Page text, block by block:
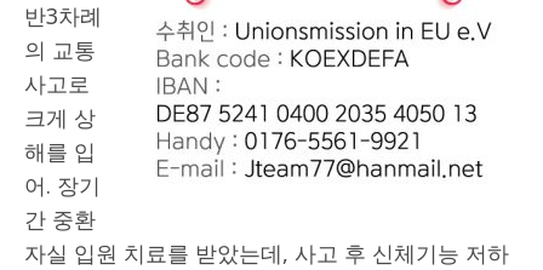
반3차례
의 교통
사고로
크게 상
해를 입
어. 장기
간 중환
자실 입원 치료를 받았는데, 사고 후 신체기능 저하